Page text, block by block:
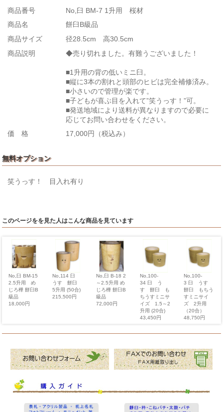
商品番号
No,臼 BM-7 1升用 桜材
商品名
餅臼B級品
商品サイズ
径28.5cm 高30.5cm
商品説明
◆売り切れました。有難うございました！
■1升用の背の低いミニ臼。
■縦に3本の割れと頭部のヒビは完全補修済み。
■小さいので管理が楽です。
■子どもが喜ぶ目を入れて”笑うっす！”可。
■発送地域により送料が異なりますので必要に
応じてお問い合わせをください。
価 格
17,000円（税込み）
無料オプション
笑うっす！ 目入れ有り
このページをを見た人はこんな商品を見ています
No,臼 BM-15
2.5升用 め
じろ樺 餅臼B
級品
18,000円
No,114 臼
うす 餅臼
5升用 (50合)
215,500円
No,臼 B-18 2
～2.5升用 め
じろ樺 餅臼B
級品
72,000円
No,100-
34 臼 う
す 餅臼 も
ちうすミニサ
イズ 1.5～2
升用 (20合)
43,450円
No,100-
3 臼 うす
餅臼 もちう
すミニサイ
ズ 2升用
（20合）
48,750円